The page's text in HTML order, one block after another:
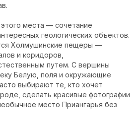
места — сочетание
геологических объектов.
Холмушинские пещеры —
и коридоров,
путем. С вершины
Белую, поля и окружающие
выбирают те, кто хочет
сделать красивые фотографии
место Приангарья без